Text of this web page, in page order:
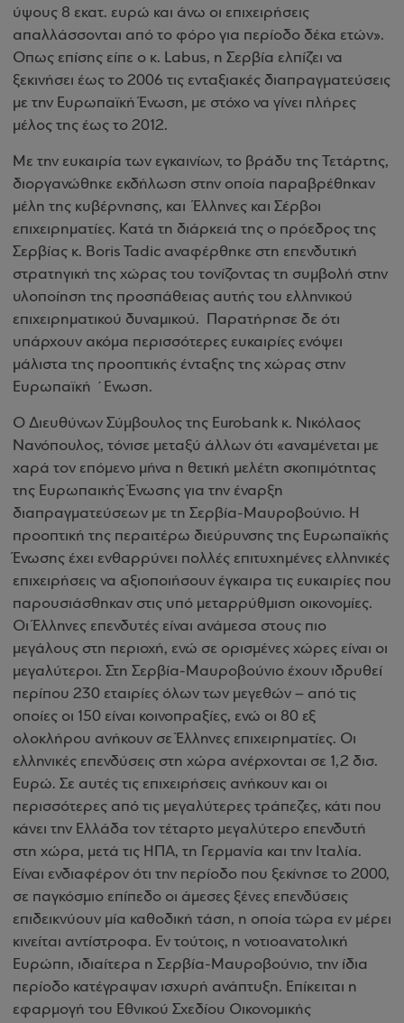
ύψους 8 εκατ. ευρώ και άνω οι επιχειρήσεις
απαλλάσσονται από το φόρο για περίοδο δέκα ετών».
Οπως επίσης είπε ο κ. Labus, η Σερβία ελπίζει να
ξεκινήσει έως το 2006 τις ενταξιακές διαπραγματεύσεις
με την Ευρωπαϊκή Ένωση, με στόχο να γίνει πλήρες
μέλος της έως το 2012.
Με την ευκαιρία των εγκαινίων, το βράδυ της Τετάρτης,
διοργανώθηκε εκδήλωση στην οποία παραβρέθηκαν
μέλη της κυβέρνησης, και Έλληνες και Σέρβοι
επιχειρηματίες. Κατά τη διάρκειά της ο πρόεδρος της
Σερβίας κ. Boris Tadic αναφέρθηκε στη επενδυτική
στρατηγική της χώρας του τονίζοντας τη συμβολή στην
υλοποίηση της προσπάθειας αυτής του ελληνικού
επιχειρηματικού δυναμικού. Παρατήρησε δε ότι
υπάρχουν ακόμα περισσότερες ευκαιρίες ενόψει
μάλιστα της προοπτικής ένταξης της χώρας στην
Ευρωπαϊκή ΄Ενωση.
Ο Διευθύνων Σύμβουλος της Eurobank κ. Νικόλαος
Νανόπουλος, τόνισε μεταξύ άλλων ότι «αναμένεται με
χαρά τον επόμενο μήνα η θετική μελέτη σκοπιμότητας
της Ευρωπαικής Ένωσης για την έναρξη
διαπραγματεύσεων με τη Σερβία-Μαυροβούνιο. Η
προοπτική της περαιτέρω διεύρυνσης της Ευρωπαϊκής
Ένωσης έχει ενθαρρύνει πολλές επιτυχημένες ελληνικές
επιχειρήσεις να αξιοποιήσουν έγκαιρα τις ευκαιρίες που
παρουσιάσθηκαν στις υπό μεταρρύθμιση οικονομίες.
Οι Έλληνες επενδυτές είναι ανάμεσα στους πιο
μεγάλους στη περιοχή, ενώ σε ορισμένες χώρες είναι οι
μεγαλύτεροι. Στη Σερβία-Μαυροβούνιο έχουν ιδρυθεί
περίπου 230 εταιρίες όλων των μεγεθών – από τις
οποίες οι 150 είναι κοινοπραξίες, ενώ οι 80 εξ
ολοκλήρου ανήκουν σε Έλληνες επιχειρηματίες. Οι
ελληνικές επενδύσεις στη χώρα ανέρχονται σε 1,2 δισ.
Ευρώ. Σε αυτές τις επιχειρήσεις ανήκουν και οι
περισσότερες από τις μεγαλύτερες τράπεζες, κάτι που
κάνει την Ελλάδα τον τέταρτο μεγαλύτερο επενδυτή
στη χώρα, μετά τις ΗΠΑ, τη Γερμανία και την Ιταλία.
Είναι ενδιαφέρον ότι την περίοδο που ξεκίνησε το 2000,
σε παγκόσμιο επίπεδο οι άμεσες ξένες επενδύσεις
επιδεικνύουν μία καθοδική τάση, η οποία τώρα εν μέρει
κινείται αντίστροφα. Εν τούτοις, η νοτιοανατολική
Ευρώπη, ιδιαίτερα η Σερβία-Μαυροβούνιο, την ίδια
περίοδο κατέγραψαν ισχυρή ανάπτυξη. Επίκειται η
εφαρμογή του Εθνικού Σχεδίου Οικονομικής